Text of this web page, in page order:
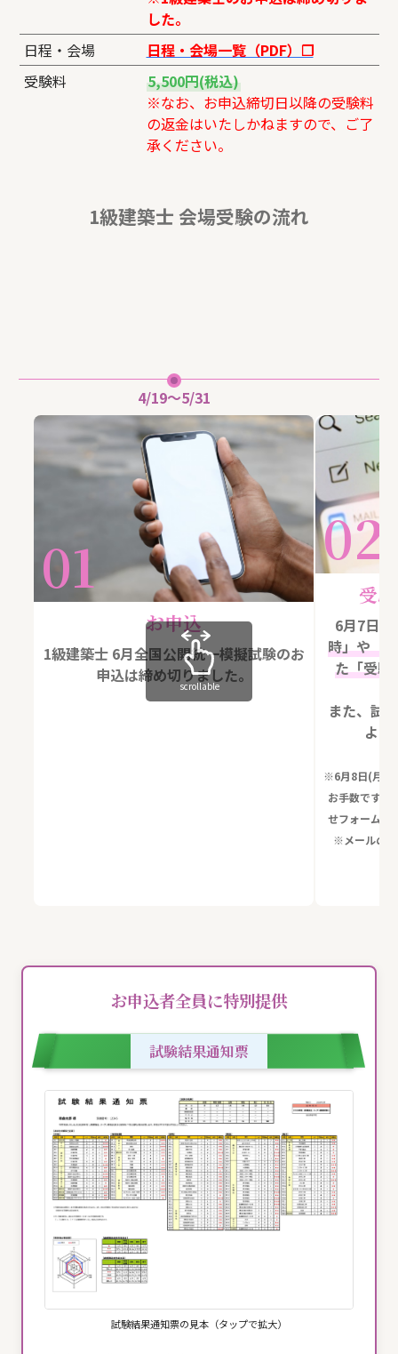
した。
日程・会場
日程・会場一覧（PDF）❐
受験料
5,500円(税込)
※なお、お申込締切日以降の受験料
の返金はいたしかねますので、ご了
承ください。
1級建築士 会場受験の流れ
4/19～5/31
01
お申込
1級建築士 6月全国公開統一模擬試験のお
申込は締め切りました。
02
受
6月7日(
時」や「
た「受験
また、試
より
※6月8日(月)に
お手数ですが
せフォームよ
※メールの配
scrollable
お申込者全員に特別提供
試験結果通知票
試験結果通知票の見本（タップで拡大）